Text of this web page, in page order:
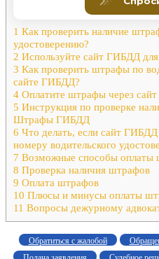
1 Как проверить наличие
удостоверению?
2 Используйте сайт ГИБДД
3 Как проверить штрафы по
сайте ГИБДД?
4 Оплатите штрафы через
5 Инструкция по проверке
Штрафы ГИБДД
6 Что делать, если сайт
номеру водительского
7 Возможные способы оплаты
8 Проверка наличия штрафов
9 Оплата штрафов
10 Плюсы и минусы оплаты
11 Вопросы дежурному
Обратиться с жалобой